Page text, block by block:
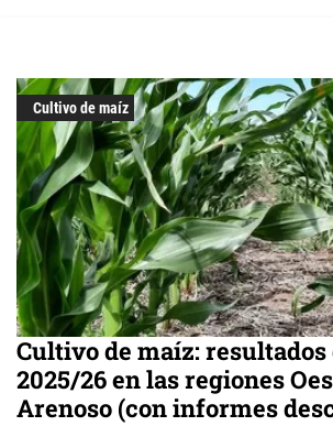
Cultivo de maíz
Cultivo de maíz: resultados
2025/26 en las regiones
Arenoso (con informes